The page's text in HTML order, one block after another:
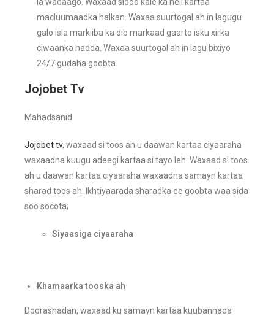
macluumaadka halkan. Waxaa suurtogal ah in lagugu
galo isla markiiba ka dib markaad gaarto isku xirka
ciwaanka hadda. Waxaa suurtogal ah in lagu bixiyo
24/7 gudaha goobta.
Jojobet Tv
Mahadsanid
Jojobet tv, waxaad si toos ah u daawan kartaa ciyaaraha
waxaadna kuugu adeegi kartaa si tayo leh. Waxaad si toos
ah u daawan kartaa ciyaaraha waxaadna samayn kartaa
sharad toos ah. Ikhtiyaarada sharadka ee goobta waa sida
soo socota;
Siyaasiga ciyaaraha
Khamaarka tooska ah
Doorashadan, waxaad ku samayn kartaa kuubannada